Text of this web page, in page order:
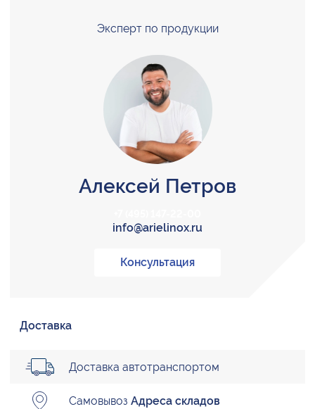
Эксперт по продукции
Алексей Петров
info@arielinox.ru
Консультация
Доставка
Доставка автотранспортом
Самовывоз Адреса складов